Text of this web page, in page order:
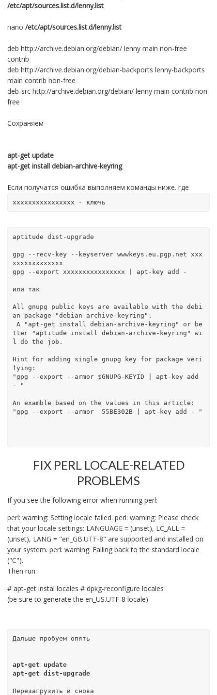
/etc/apt/sources.list.d/lenny.list
nano /etc/apt/sources.list.d/lenny.list
deb http://archive.debian.org/debian/ lenny main non-free
contrib
deb http://archive.debian.org/debian-backports lenny-backports
main contrib non-free
deb-src http://archive.debian.org/debian/ lenny main contrib non-
free
Сохраняем
apt-get update
apt-get install debian-archive-keyring
Если получатся ошибка выполняем команды ниже. где
xxxxxxxxxxxxxxxx - ключь
aptitude dist-upgrade
gpg --recv-key --keyserver wwwkeys.eu.pgp.net xxx
xxxxxxxxxxxxx
gpg --export xxxxxxxxxxxxxxxx | apt-key add -
или так
All gnupg public keys are available with the debi
an package "debian-archive-keyring".
tter "aptitude install debian-archive-keyring" wi
l do the job.
Hint for adding single gnupg key for package veri
fying:
"gpg --export --armor $GNUPG-KEYID | apt-key add
- "
An examble based on the values in this article:
"gpg --export --armor  55BE302B | apt-key add - "
FIX PERL LOCALE-RELATED
PROBLEMS
If you see the following error when running perl:
perl: warning: Setting locale failed. perl: warning: Please check
that your locale settings: LANGUAGE = (unset), LC_ALL =
(unset), LANG = "en_GB.UTF-8" are supported and installed on
your system. perl: warning: Falling back to the standard locale
("C").
Then run:
# apt-get instal locales # dpkg-reconfigure locales
(be sure to generate the en_US.UTF-8 locale)
Дальше пробуем опять
apt-get update
apt-get dist-upgrade
Перезагрузить и снова